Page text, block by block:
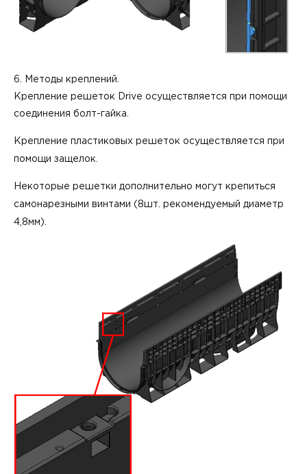
6. Методы креплений.
Крепление решеток Drive осуществляется при помощи
соединения болт-гайка.
Крепление пластиковых решеток осуществляется при
помощи защелок.
Некоторые решетки дополнительно могут крепиться
самонарезными винтами (8шт. рекомендуемый диаметр
4,8мм).